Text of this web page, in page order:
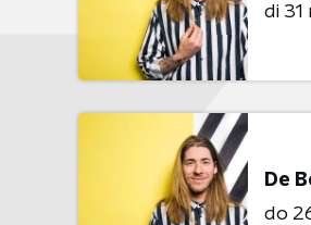
di
De
do